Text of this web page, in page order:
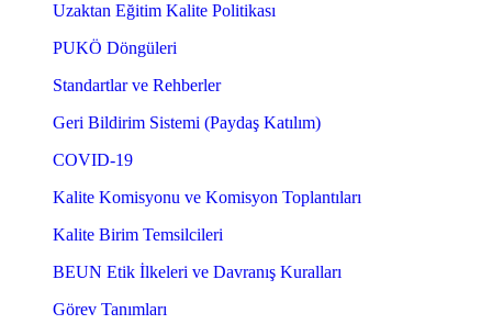
Uzaktan Eğitim Kalite Politikası
PUKÖ Döngüleri
Standartlar ve Rehberler
Geri Bildirim Sistemi (Paydaş Katılım)
COVID-19
Kalite Komisyonu ve Komisyon Toplantıları
Kalite Birim Temsilcileri
BEUN Etik İlkeleri ve Davranış Kuralları
Görev Tanımları